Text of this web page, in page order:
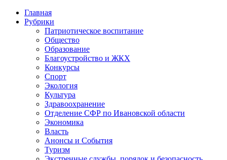
Главная
Рубрики
Патриотическое воспитание
Общество
Образование
Благоустройство и ЖКХ
Конкурсы
Спорт
Экология
Культура
Здравоохранение
Отделение СФР по Ивановской области
Экономика
Власть
Анонсы и События
Туризм